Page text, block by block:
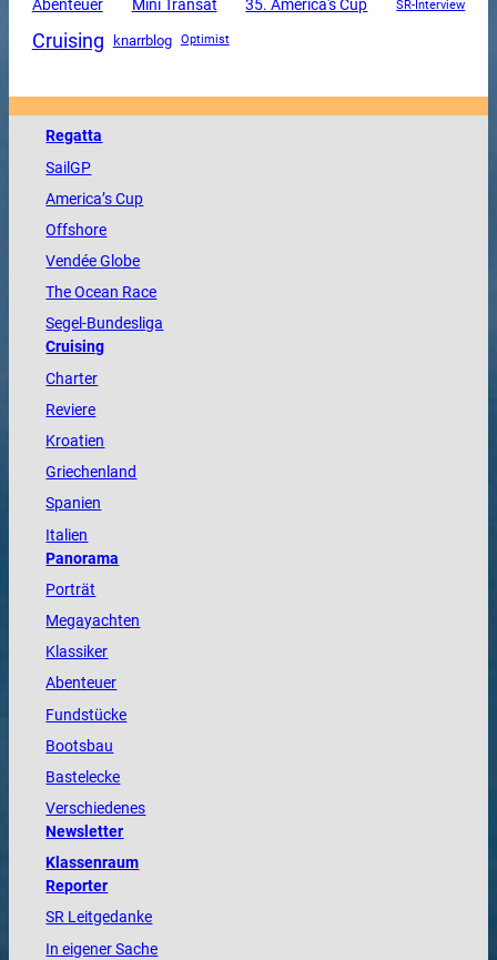
Abenteuer Mini Transat 35. America's Cup SR-Interview
Cruising knarrblog Optimist
Regatta
SailGP
America’s Cup
Offshore
VendéeGlobe
TheOcean Race
Segel-Bundesliga
Cruising
Charter
Reviere
Kroatien
Griechenland
Spanien
Italien
Panorama
Porträt
Megayachten
Klassiker
Abenteuer
Fundstücke
Bootsbau
Bastelecke
Verschiedenes
Newsletter
Klassenraum
Reporter
SR Leitgedanke
In eigener Sache